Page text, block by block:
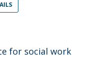
for social work